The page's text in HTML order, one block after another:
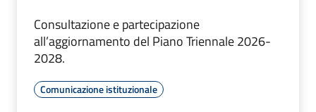
Consultazione e partecipazione
all’aggiornamento del Piano Triennale 2026-
2028.
Comunicazione istituzionale